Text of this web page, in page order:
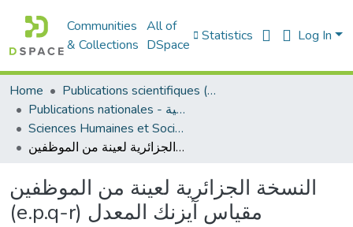
Communities
& Collections
All of
DSpace
Statistics Log In
Home
Publications scientifiques (Laboratoires)
Publications nationales - منشورات وطنية
Sciences Humaines et Sociales - العلوم الإنسانية والاجتماعية
النسخة الجزائرية لعينة من الموظفين (e.p.q-r) مقياس آيزنك المعدل
النسخة الجزائرية لعينة من الموظفين
(e.p.q-r) مقياس آيزنك المعدل